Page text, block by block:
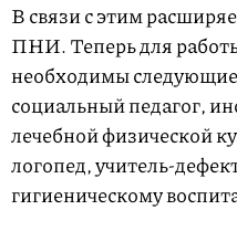
В связи с этим
ПНИ. Теперь для
необходимы
социальный педагог,
лечебной физической
логопед, учитель-
гигиеническому